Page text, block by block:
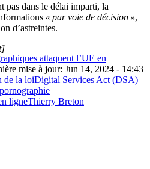
pas dans le délai imparti, la
« par voie de décision »,
d’astreintes.
attaquent l’UE en
mise à jour: Jun 14, 2024 - 14:43
de la loiDigital Services Act (DSA)
pornographie
ligneThierry Breton